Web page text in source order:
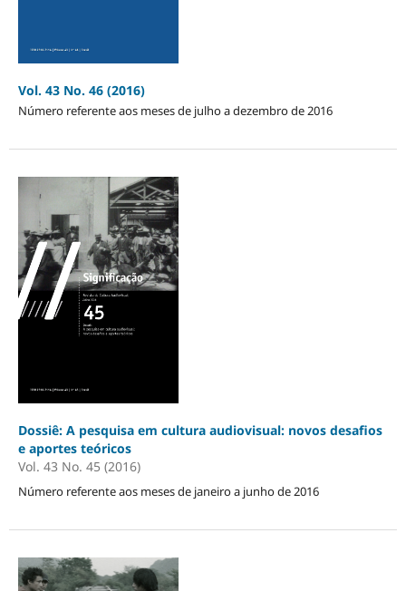
Vol. 43 No. 46 (2016)
Número referente aos meses de julho a dezembro de 2016
Dossiê: A pesquisa em cultura audiovisual: novos desafios
e aportes teóricos
Vol. 43 No. 45 (2016)
Número referente aos meses de janeiro a junho de 2016